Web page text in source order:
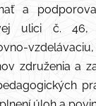
a
ulici č. 46,
združenia a